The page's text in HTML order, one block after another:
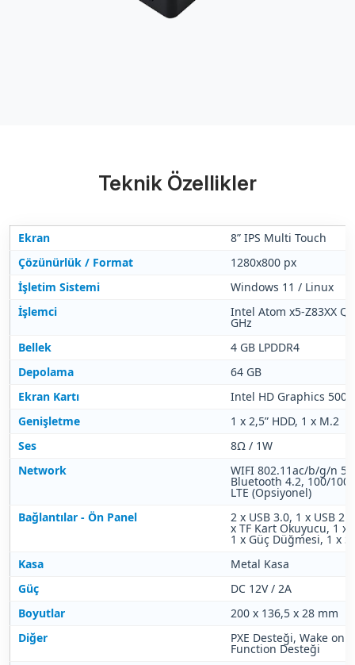
Teknik Özellikler
Ekran
8” IPS Multi Touch
Çözünürlük / Format
1280x800 px
İşletim Sistemi
Windows 11 / Linux
İşlemci
Intel Atom x5-Z83XX
GHz
Bellek
4 GB LPDDR4
Depolama
64 GB
Ekran Kartı
Intel HD Graphics 500
Genişletme
1 x 2,5” HDD, 1 x M.2
Ses
8Ω / 1W
Network
WIFI 802.11ac/b/g/n
Bluetooth 4.2, 100/
LTE (Opsiyonel)
Bağlantılar - Ön Panel
2 x USB 3.0, 1 x USB
x TF Kart Okuyucu, 1 x
1 x Güç Düğmesi, 1 x
Kasa
Metal Kasa
Güç
DC 12V / 2A
Boyutlar
200 x 136,5 x 28 mm
Diğer
PXE Desteği, Wake on
Function Desteği